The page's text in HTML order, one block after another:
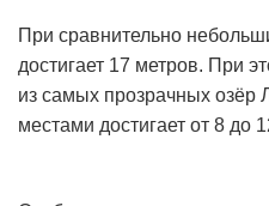
При сравнительно
достигает 17 метров. При
из самых прозрачных озёр
местами достигает от 8 до